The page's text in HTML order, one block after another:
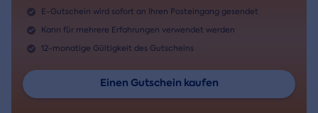
E-Gutschein wird sofort an Ihren Posteingang gesendet
Kann für mehrere Erfahrungen verwendet werden
12-monatige Gültigkeit des Gutscheins
Einen Gutschein kaufen